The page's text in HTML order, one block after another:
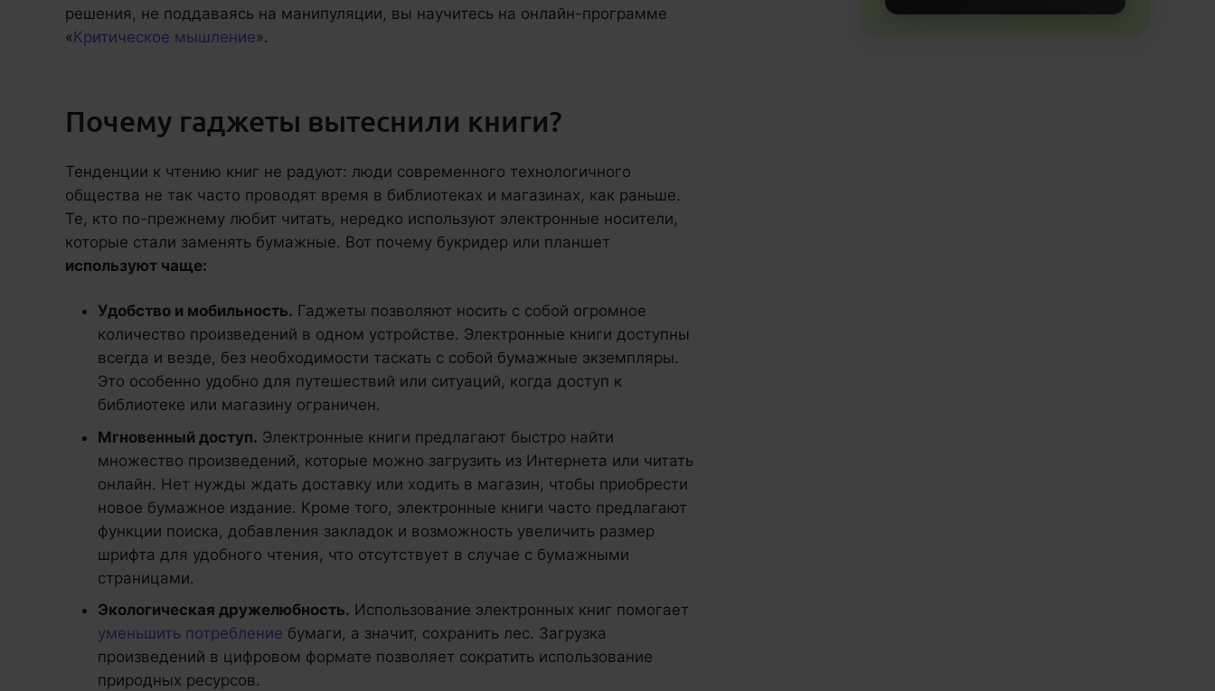
решения, не поддаваясь на манипуляции, вы научитесь на онлайн-программе
«Критическое мышление».
Почему гаджеты вытеснили книги?
Тенденции к чтению книг не радуют: люди современного технологичного
общества не так часто проводят время в библиотеках и магазинах, как раньше.
Те, кто по-прежнему любит читать, нередко используют электронные носители,
которые стали заменять бумажные. Вот почему букридер или планшет
используют чаще:
Удобство и мобильность. Гаджеты позволяют носить с собой огромное
количество произведений в одном устройстве. Электронные книги доступны
всегда и везде, без необходимости таскать с собой бумажные экземпляры.
Это особенно удобно для путешествий или ситуаций, когда доступ к
библиотеке или магазину ограничен.
Мгновенный доступ. Электронные книги предлагают быстро найти
множество произведений, которые можно загрузить из Интернета или читать
онлайн. Нет нужды ждать доставку или ходить в магазин, чтобы приобрести
новое бумажное издание. Кроме того, электронные книги часто предлагают
функции поиска, добавления закладок и возможность увеличить размер
шрифта для удобного чтения, что отсутствует в случае с бумажными
страницами.
Экологическая дружелюбность. Использование электронных книг помогает
уменьшить потребление бумаги, а значит, сохранить лес. Загрузка
произведений в цифровом формате позволяет сократить использование
природных ресурсов.